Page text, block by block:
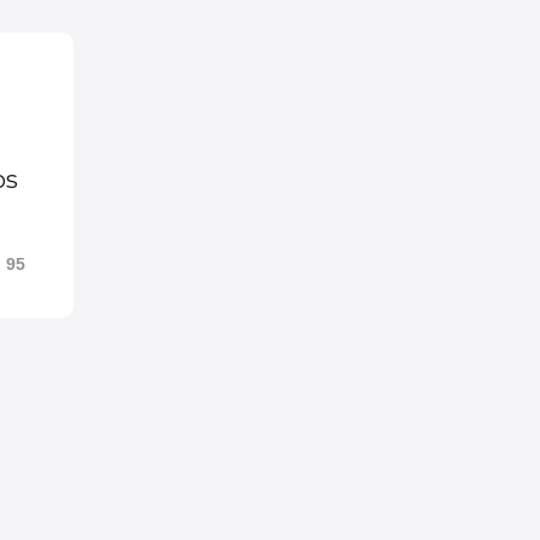
95